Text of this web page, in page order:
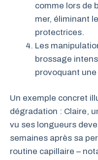
comme lors de
mer, éliminant
protectrices.
Les
brossage
provoquant
Un exemple concret
dégradation : Claire,
vu ses longueurs
semaines après sa
routine capillaire –